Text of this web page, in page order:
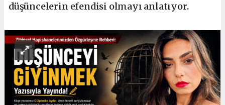
düşüncelerin efendisi olmayı anlatıyor.